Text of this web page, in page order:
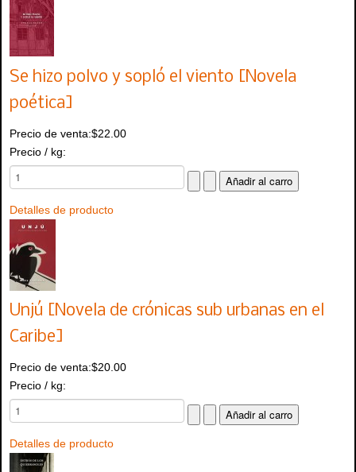
Se hizo polvo y sopló el viento [Novela
poética]
Precio de venta:$22.00
Precio / kg:
Detalles de producto
Unjú [Novela de crónicas sub urbanas en el
Caribe]
Precio de venta:$20.00
Precio / kg:
Detalles de producto